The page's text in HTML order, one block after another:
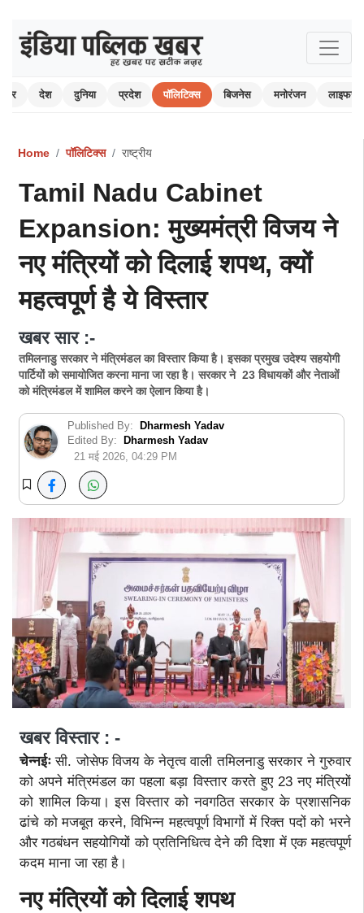
देश दुनिया प्रदेश पॉलिटिक्स बिजनेस मनोरंजन
Home पॉलिटिक्स राष्ट्रीय
Tamil Nadu Cabinet
Expansion: मुख्यमंत्री विजय ने
नए मंत्रियों को दिलाई शपथ, क्यों
महत्वपूर्ण है ये विस्तार
खबर सार :-
तमिलनाडु सरकार ने मंत्रिमंडल का विस्तार किया है। इसका प्रमुख उदेश्य सहयोगी
पार्टियों को समायोजित करना माना जा रहा है। सरकार ने 23 विधायकों और नेताओं
को मंत्रिमंडल में शामिल करने का ऐलान किया है।
Published By:
Dharmesh Yadav
Edited By:
Dharmesh Yadav
21 मई 2026, 04:29 PM
खबर विस्तार : -
चेन्नईः सी. जोसेफ विजय के नेतृत्व वाली तमिलनाडु सरकार ने गुरुवार
को अपने मंत्रिमंडल का पहला बड़ा विस्तार करते हुए 23 नए मंत्रियों
को शामिल किया। इस विस्तार को नवगठित सरकार के प्रशासनिक
ढांचे को मजबूत करने, विभिन्न महत्वपूर्ण विभागों में रिक्त पदों को भरने
और गठबंधन सहयोगियों को प्रतिनिधित्व देने की दिशा में एक महत्वपूर्ण
कदम माना जा रहा है।
नए मंत्रियों को दिलाई शपथ